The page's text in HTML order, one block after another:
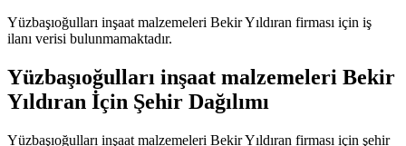
Yüzbaşıoğulları inşaat malzemeleri Bekir Yıldıran firması için iş
ilanı verisi bulunmamaktadır.
Yüzbaşıoğulları inşaat malzemeleri Bekir
Yıldıran İçin Şehir Dağılımı
Yüzbaşıoğulları inşaat malzemeleri Bekir Yıldıran firması için şehir